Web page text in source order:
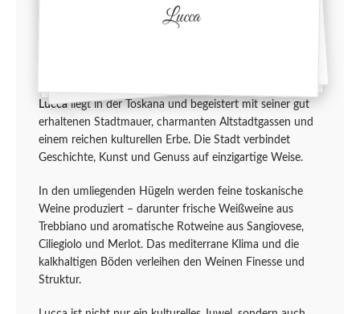
Luccaliegt in der Toskana und begeistert mit seiner gut
erhaltenen Stadtmauer, charmanten Altstadtgassen und
einem reichen kulturellen Erbe. Die Stadt verbindet
Geschichte, Kunst und Genuss auf einzigartige Weise.
In den umliegenden Hügeln werden feine toskanische
Weine produziert – darunter frische Weißweine aus
Trebbiano und aromatische Rotweine aus Sangiovese,
Ciliegiolo und Merlot. Das mediterrane Klima und die
kalkhaltigen Böden verleihen den Weinen Finesse und
Struktur.
Lucca